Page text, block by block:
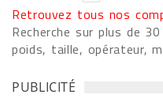
Retrouvez tous nos
Recherche sur plus de
poids, taille, opérateur,
PUBLICITÉ